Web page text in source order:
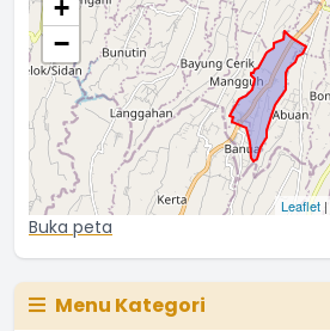
+
−
Leaflet |
Buka peta
Menu Kategori